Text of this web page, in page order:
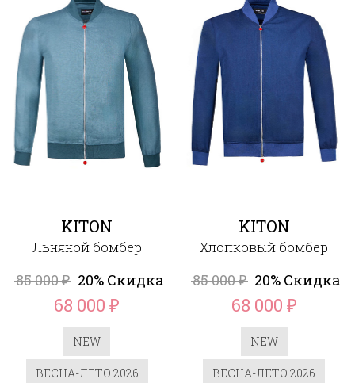
KITON
Льняной бомбер
85 000₽ 20% Скидка
68 000₽
NEW
ВЕСНА-ЛЕТО 2026
KITON
Хлопковый бомбер
85 000₽ 20% Скидка
68 000 ₽
NEW
ВЕСНА-ЛЕТО 2026